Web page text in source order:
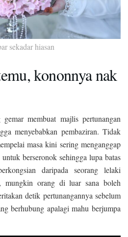
sekadar hiasan
kononnya nak
membuat majlis pertunangan
menyebabkan pembaziran. Tidak
masa kini sering menganggap
untuk berseronok sehingga lupa batas
daripada seorang lelaki
orang di luar sana boleh
detik pertunangannya sebelum
berhubung apalagi mahu berjumpa